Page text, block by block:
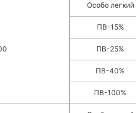
Особо легкий
ПВ-15%
ПВ-25%
ПВ-40%
ПВ-100%